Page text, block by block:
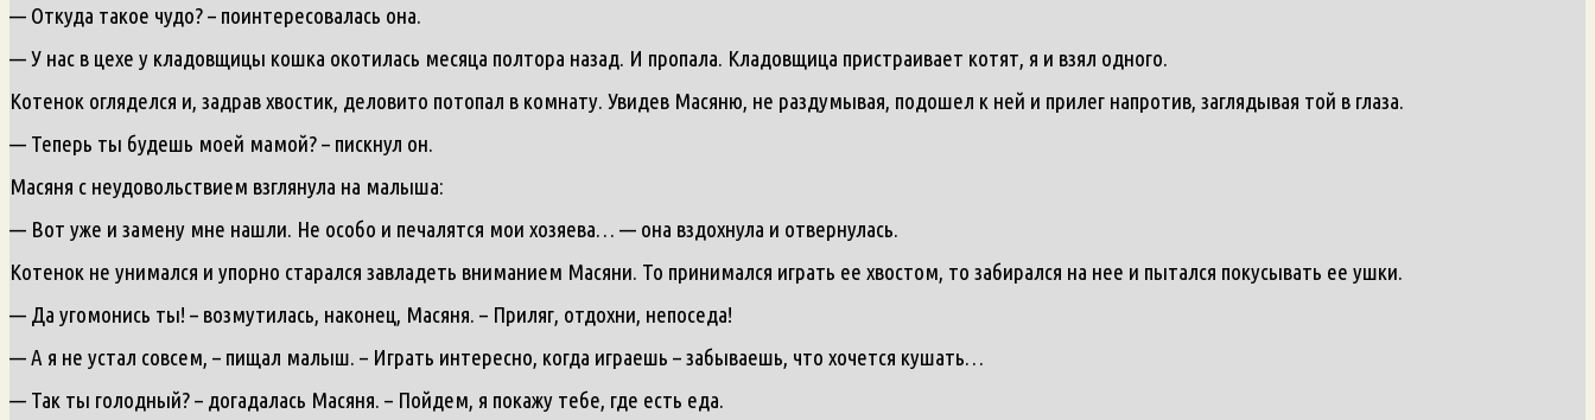
— Откуда такое чудо? – поинтересовалась она.
— У нас в цехе у кладовщицы кошка окотилась месяца полтора назад. И пропала. Кладовщица пристраивает котят, я и взял одного.
Котенок огляделся и, задрав хвостик, деловито потопал в комнату. Увидев Масяню, не раздумывая, подошел к ней и прилег напротив, заглядывая той в глаза.
— Теперь ты будешь моей мамой? – пискнул он.
Масяня с неудовольствием взглянула на малыша:
— Вот уже и замену мне нашли. Не особо и печалятся мои хозяева… — она вздохнула и отвернулась.
Котенок не унимался и упорно старался завладеть вниманием Масяни. То принимался играть ее хвостом, то забирался на нее и пытался покусывать ее ушки.
— Да угомонись ты! – возмутилась, наконец, Масяня. – Приляг, отдохни, непоседа!
— А я не устал совсем, – пищал малыш. – Играть интересно, когда играешь – забываешь, что хочется кушать…
— Так ты голодный? – догадалась Масяня. – Пойдем, я покажу тебе, где есть еда.